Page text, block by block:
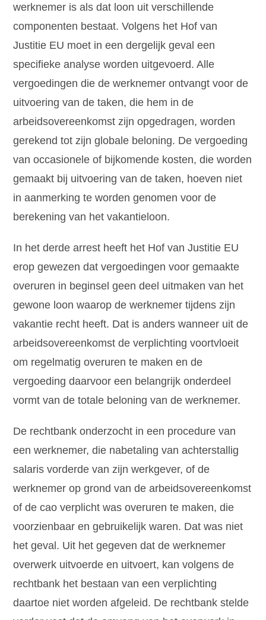
werknemer is als dat loon uit verschillende
componenten bestaat. Volgens het Hof van
Justitie EU moet in een dergelijk geval een
specifieke analyse worden uitgevoerd. Alle
vergoedingen die de werknemer ontvangt voor de
uitvoering van de taken, die hem in de
arbeidsovereenkomst zijn opgedragen, worden
gerekend tot zijn globale beloning. De vergoeding
van occasionele of bijkomende kosten, die worden
gemaakt bij uitvoering van de taken, hoeven niet
in aanmerking te worden genomen voor de
berekening van het vakantieloon.
In het derde arrest heeft het Hof van Justitie EU
erop gewezen dat vergoedingen voor gemaakte
overuren in beginsel geen deel uitmaken van het
gewone loon waarop de werknemer tijdens zijn
vakantie recht heeft. Dat is anders wanneer uit de
arbeidsovereenkomst de verplichting voortvloeit
om regelmatig overuren te maken en de
vergoeding daarvoor een belangrijk onderdeel
vormt van de totale beloning van de werknemer.
De rechtbank onderzocht in een procedure van
een werknemer, die nabetaling van achterstallig
salaris vorderde van zijn werkgever, of de
werknemer op grond van de arbeidsovereenkomst
of de cao verplicht was overuren te maken, die
voorzienbaar en gebruikelijk waren. Dat was niet
het geval. Uit het gegeven dat de werknemer
overwerk uitvoerde en uitvoert, kan volgens de
rechtbank het bestaan van een verplichting
daartoe niet worden afgeleid. De rechtbank stelde